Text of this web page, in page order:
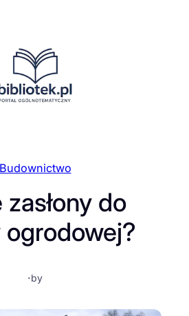
Budownictwo
do
ogrodowej?
·by